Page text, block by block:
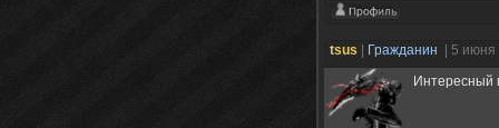
tsus Гражданин
| 5
Интересный